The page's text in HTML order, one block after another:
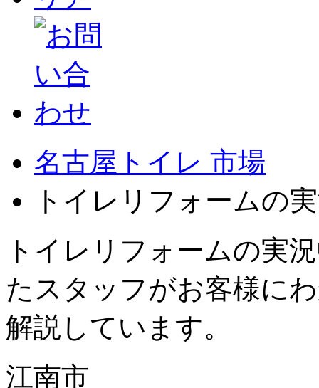
名古屋トイレ 市場
トイレリフォームの
トイレリフォームの実
たスタッフがお客様に
解説しています。
江南市